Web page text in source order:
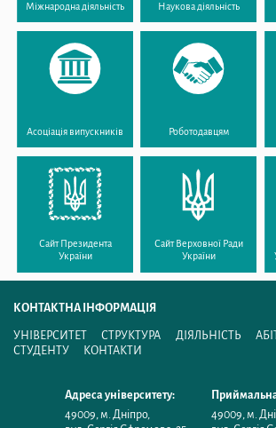
Міжнародна діяльність Наукова діяльність
Асоціація випускників Роботодавцям
Сайт Президента
України
Сайт Верховної Ради
України
КОНТАКТНА ІНФОРМАЦІЯ
УНІВЕРСИТЕТ СТРУКТУРА ДІЯЛЬНІСТЬ
СТУДЕНТУ
КОНТАКТИ
Адреса університету:
49009,м. Дніпро,
49009,м.